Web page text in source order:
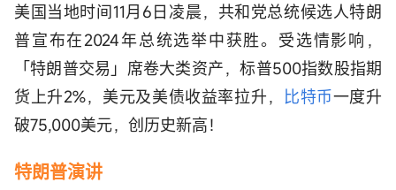
美国当地时间11月6日凌晨，共和党总统候选人特朗
普宣布在2024年总统选举中获胜。受选情影响，
「特朗普交易」席卷大类资产，标普500指数股指期
货上升2%，美元及美债收益率拉升， 比特币一度升
破75,000美元，创历史新高！
特朗普演讲